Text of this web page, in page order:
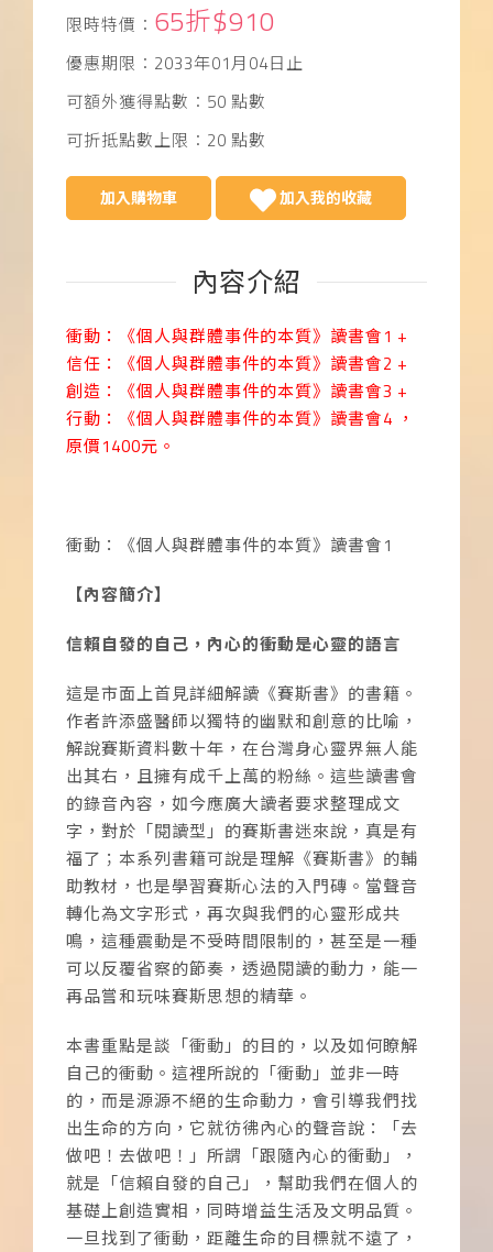
限時特價： 65折$910
優惠期限：2033年01月04日止
可額外獲得點數：50 點數
可折抵點數上限：20 點數
加入購物車 加入我的收藏
內容介紹
衝動：《個人與群體事件的本質》讀書會1 +
信任：《個人與群體事件的本質》讀書會2 +
創造：《個人與群體事件的本質》讀書會3 +
行動：《個人與群體事件的本質》讀書會4 ，
原價1400元。
衝動：《個人與群體事件的本質》讀書會1
【內容簡介】
信賴自發的自己，內心的衝動是心靈的語言
這是市面上首見詳細解讀《賽斯書》的書籍。
作者許添盛醫師以獨特的幽默和創意的比喻，
解說賽斯資料數十年，在台灣身心靈界無人能
出其右，且擁有成千上萬的粉絲。這些讀書會
的錄音內容，如今應廣大讀者要求整理成文
字，對於「閱讀型」的賽斯書迷來說，真是有
福了；本系列書籍可說是理解《賽斯書》的輔
助教材，也是學習賽斯心法的入門磚。當聲音
轉化為文字形式，再次與我們的心靈形成共
鳴，這種震動是不受時間限制的，甚至是一種
可以反覆省察的節奏，透過閱讀的動力，能一
再品嘗和玩味賽斯思想的精華。
本書重點是談「衝動」的目的，以及如何瞭解
自己的衝動。這裡所說的「衝動」並非一時
的，而是源源不絕的生命動力，會引導我們找
出生命的方向，它就彷彿內心的聲音說：「去
做吧！去做吧！」所謂「跟隨內心的衝動」，
就是「信賴自發的自己」，幫助我們在個人的
基礎上創造實相，同時增益生活及文明品質。
一旦找到了衝動，距離生命的目標就不遠了，